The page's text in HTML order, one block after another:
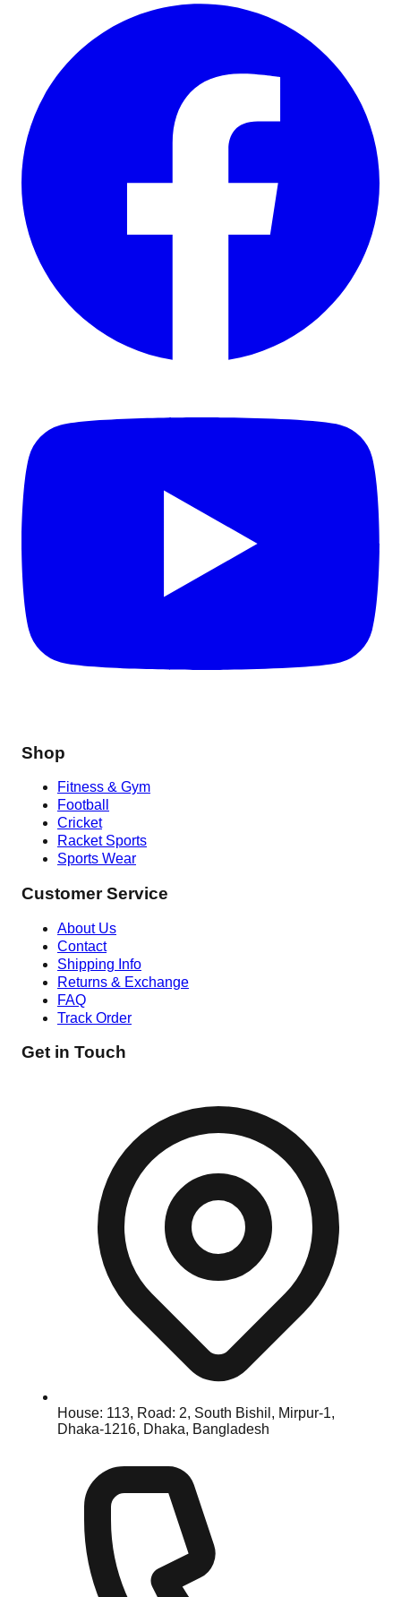
Shop
Fitness & Gym
Football
Cricket
Racket Sports
Sports Wear
Customer Service
About Us
Contact
Shipping Info
Returns & Exchange
FAQ
Track Order
Get in Touch
House: 113, Road: 2, South Bishil, Mirpur-1,
Dhaka-1216, Dhaka, Bangladesh